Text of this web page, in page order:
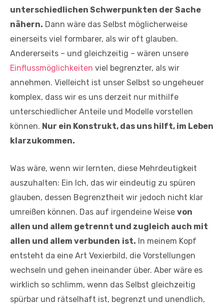
unterschiedlichen Schwerpunkten der Sache
nähern. Dann wäre das Selbst möglicherweise
einerseits viel formbarer, als wir oft glauben.
Andererseits – und gleichzeitig – wären unsere
Einflussmöglichkeiten viel begrenzter, als wir
annehmen. Vielleicht ist unser Selbst so ungeheuer
komplex, dass wir es uns derzeit nur mithilfe
unterschiedlicher Anteile und Modelle vorstellen
können. Nur ein Konstrukt, das uns hilft, im Leben
klarzukommen.
Was wäre, wenn wir lernten, diese Mehrdeutigkeit
auszuhalten: Ein Ich, das wir eindeutig zu spüren
glauben, dessen Begrenztheit wir jedoch nicht klar
umreißen können. Das auf irgendeine Weise von
allen und allem getrennt und zugleich auch mit
allen und allem verbunden ist. In meinem Kopf
entsteht da eine Art Vexierbild, die Vorstellungen
wechseln und gehen ineinander über. Aber wäre es
wirklich so schlimm, wenn das Selbst gleichzeitig
spürbar und rätselhaft ist, begrenzt und unendlich,